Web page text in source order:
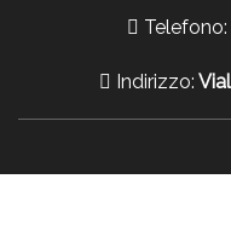
Telefono:
Indirizzo: